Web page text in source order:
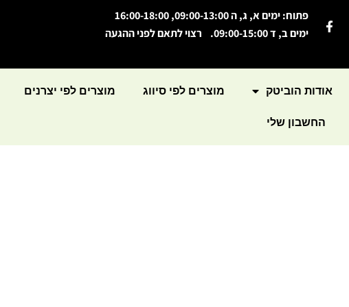
F
a
b
o
פתוח: ימים א, ג, ה 09:00-13:00, 16:00-18:00
ימים ב, ד 09:00-15:00. רצוי לתאם לפני ההגעה
אודות הוביטק מוצרים לפי סיווג מוצרים לפי יצרנים
החשבון שלי